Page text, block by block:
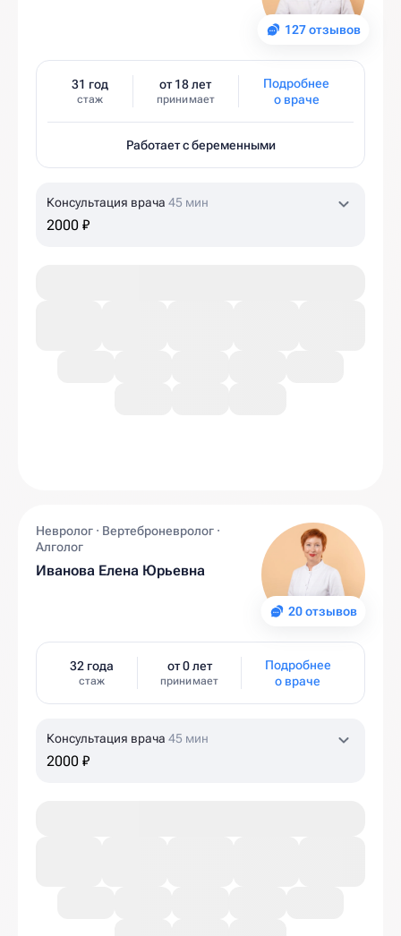
127 отзывов
31 год
стаж
от 18 лет
принимает
Подробнее
о враче
Работает с беременными
Консультация врача 45 мин
2000 ₽
20 отзывов
Невролог · Вертеброневролог ·
Алголог
Иванова Елена Юрьевна
32 года
стаж
от 0 лет
принимает
Подробнее
о враче
Консультация врача 45 мин
2000 ₽